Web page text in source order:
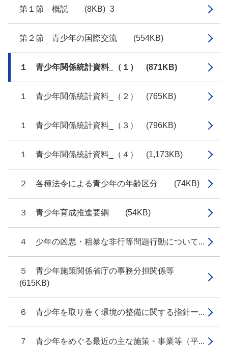
第１節 概説 (8KB)_3
第２節 青少年の国際交流 (554KB)
１ 青少年関係統計資料_（１） (871KB)
１ 青少年関係統計資料_（２） (765KB)
１ 青少年関係統計資料_（３） (796KB)
１ 青少年関係統計資料_（４） (1,173KB)
２ 各種法令による青少年の年齢区分 (74KB)
３ 青少年育成推進要綱 (54KB)
４ 少年の凶悪・粗暴な非行等問題行動について...
５ 青少年施策関係省庁の事務分担関係等
(615KB)
６ 青少年を取り巻く環境の整備に関する指針ー...
７ 青少年をめぐる最近の主な施策・事業等（平...